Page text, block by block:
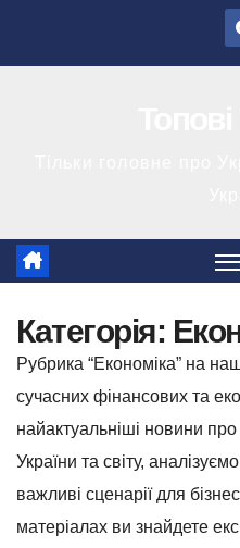
Категорія:
Рубрика “Економіка” на
сучасних фінансових та
найактуальніші новини
України та світу,
важливі сценарії для
матеріалах ви знайдете